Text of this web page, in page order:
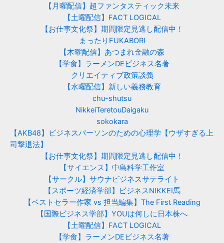
【月曜配信】超ファンタスティック未来
【土曜配信】FACT LOGICAL
【お仕事文化祭】期間限定見逃し配信中！
まったりFUKABORI
【木曜配信】あつまれ金融の森
【学食】ラーメンDEビジネス名著
クリエイティブ政策談義
【水曜配信】新しい義務教育
chu-shutsu
NikkeiTeretouDaigaku
sokokara
【AKB48】ビジネスパーソンのための心理学【ウザすぎる上
司撃退法】
【お仕事文化祭】期間限定見逃し配信中！
【サイエンス】中島科学工作室
【サークル】サウナビジネスサテライト
【スポーツ経済学部】ビジネスNIKKEI馬
【ベストセラー作家 vs 担当編集】The First Reading
【国際ビジネス学部】YOUは何しに日本株へ
【土曜配信】FACT LOGICAL
【学食】ラーメンDEビジネス名著